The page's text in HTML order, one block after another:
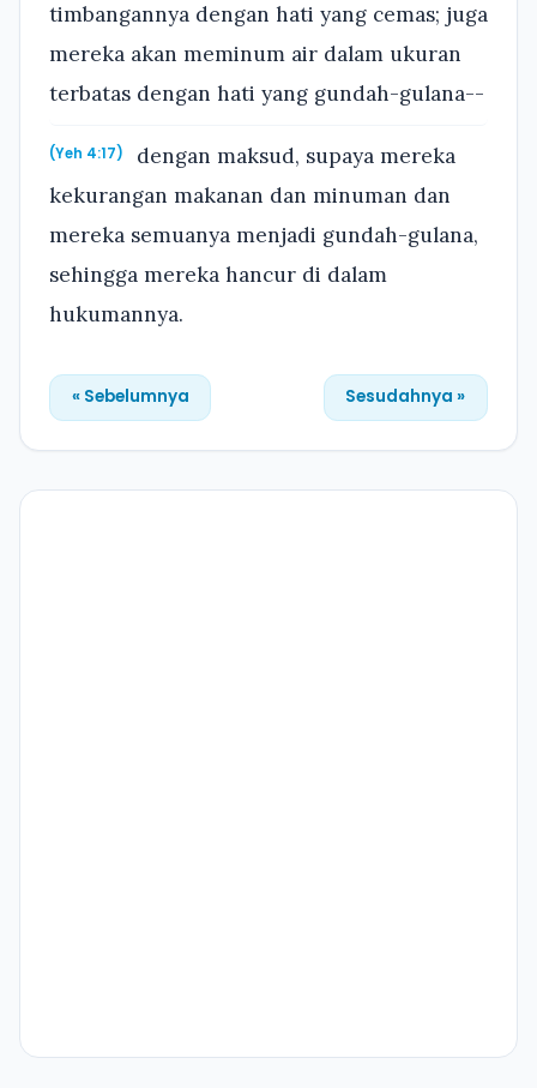
timbangannya dengan hati yang cemas; juga
mereka akan meminum air dalam ukuran
terbatas dengan hati yang gundah-gulana--
(Yeh 4:17)
dengan maksud, supaya mereka
kekurangan makanan dan minuman dan
mereka semuanya menjadi gundah-gulana,
sehingga mereka hancur di dalam
hukumannya.
« Sebelumnya Sesudahnya »